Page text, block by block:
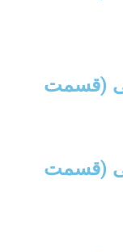
(قسمت
(قسمت